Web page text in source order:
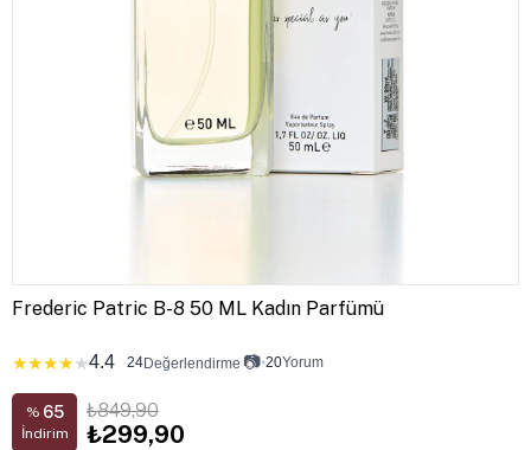
Frederic Patric B-8 50 ML Kadın Parfümü
★★★★★4.4 24Değerlendirme 📷•20Yorum
% 65
İndirim
₺849,90
₺299,90